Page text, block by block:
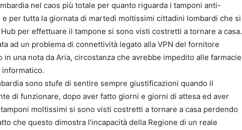
nel caos più totale per quanto riguarda i tamponi anti-
per tutta la giornata di martedì moltissimi cittadini lombardi che si
per effettuare il tampone si sono visti costretti a tornare a casa.
ad un problema di connettività legato alla VPN del fornitore
una nota da Aria, circostanza che avrebbe impedito alle farmacie
sono stufe di sentire sempre giustificazioni quando il
di funzionare, dopo aver fatto giorni e giorni di attesa ed aver
moltissimi si sono visti costretti a tornare a casa perdendo
che questo dimostra l’incapacità della Regione di un reale